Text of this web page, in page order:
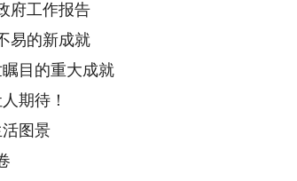
府工作报告
易的新成就
目的重大成就
期待！
图景